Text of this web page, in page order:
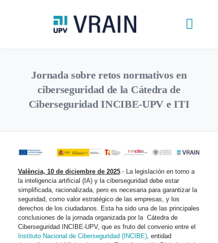
Jornada sobre retos normativos en
ciberseguridad de la Cátedra de
Ciberseguridad INCIBE-UPV e ITI
València, 10 de diciembre de 2025.- La legislación en torno a
la inteligencia artificial (IA) y la ciberseguridad debe estar
simplificada, racionalizada, pero es necesaria para garantizar la
seguridad, como valor estratégico de las empresas, y los
derechos de los ciudadanos. Esta ha sido una de las principales
conclusiones de la jornada organizada por la Cátedra de
Ciberseguridad INCIBE-UPV, que es fruto del convenio entre el
Instituto Nacional de Ciberseguridad (INCIBE), entidad